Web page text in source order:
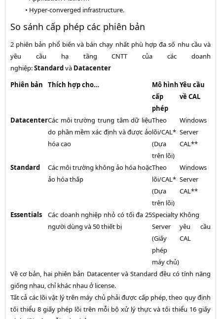
• Hyper-converged infrastructure.
So sánh cấp phép các phiên bản
2 phiên bản phổ biến và bán chạy nhất phù hợp đa số nhu cầu và
yêu cầu hạ tầng CNTT của các doanh
nghiệp:Standardvà Datacenter
Phiên bản
Thích hợp cho…
Mô hình
cấp
phép
Yêu cầu
về CAL
DatacenterCác môi trường trung tâm dữ liệu
do phần mềm xác định và được ảo
hóa cao
Theo
lõi/CAL*
(Dựa
trên lõi)
Windows
Server
CAL**
Standard
Các môi trường không ảo hóa hoặc
ảo hóa thấp
Theo
lõi/CAL*
(Dựa
trên lõi)
Windows
Server
CAL**
Essentials
Các doanh nghiệp nhỏ có tối đa 25
người dùng và 50 thiết bị
Specialty
Server
(Giấy
phép
máy chủ)
Không
yêu cầu
CAL
Về cơ bản, hai phiên bản Datacenter và Standard đều có tính năng
giống nhau, chỉ khác nhau ở license.
Tất cả các lõi vật lý trên máy chủ phải được cấp phép, theo quy định
tối thiểu 8 giấy phép lõi trên mỗi bộ xử lý thực và tối thiểu 16 giấy